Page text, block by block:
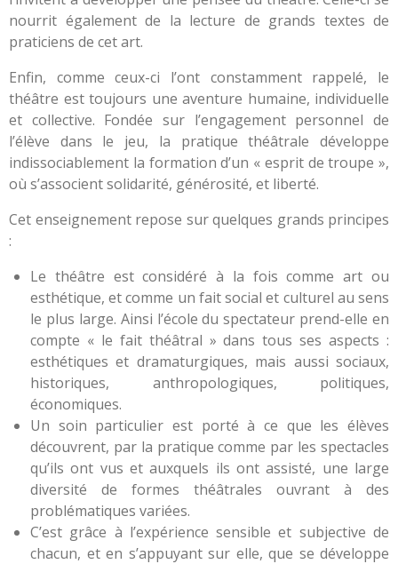
nourrit également de la lecture de grands textes de
praticiens de cet art.
Enfin, comme ceux-ci l’ont constamment rappelé, le
théâtre est toujours une aventure humaine, individuelle
et collective. Fondée sur l’engagement personnel de
l’élève dans le jeu, la pratique théâtrale développe
indissociablement la formation d’un « esprit de troupe »,
où s’associent solidarité, générosité, et liberté.
Cet enseignement repose sur quelques grands principes
:
Le théâtre est considéré à la fois comme art ou
esthétique, et comme un fait social et culturel au sens
le plus large. Ainsi l’école du spectateur prend-elle en
compte « le fait théâtral » dans tous ses aspects :
esthétiques et dramaturgiques, mais aussi sociaux,
historiques, anthropologiques, politiques,
économiques.
Un soin particulier est porté à ce que les élèves
découvrent, par la pratique comme par les spectacles
qu’ils ont vus et auxquels ils ont assisté, une large
diversité de formes théâtrales ouvrant à des
problématiques variées.
C’est grâce à l’expérience sensible et subjective de
chacun, et en s’appuyant sur elle, que se développe